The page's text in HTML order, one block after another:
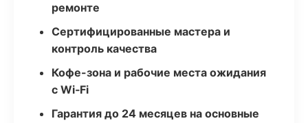
ремонте
Сертифицированные мастера и
контроль качества
Кофе-зона и рабочие места ожидания
с Wi‑Fi
Гарантия до 24 месяцев на основные